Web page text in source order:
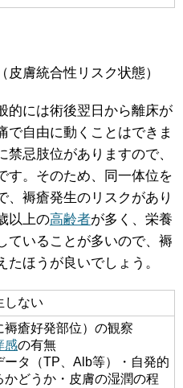
膚統合性リスク状態）
的には術後翌日から離床が
で自由に動くことはできま
忌肢位がありますので、
す。そのため、同一体位を
、褥瘡発生のリスクがあり
以上の高齢者が多く、栄養
ていることが多いので、褥
ほうが良いでしょう。
しない
褥瘡好発部位）の観察
感の有無
ータ（TP、Alb等）・自発的
かどうか・皮膚の湿潤の程